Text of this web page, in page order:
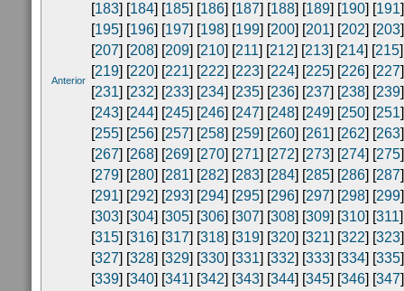
Anterior
[183] [184] [185] [186] [187] [188] [189] [190] [191
[195] [196] [197] [198] [199] [200] [201] [202] [203
[207] [208] [209] [210] [211] [212] [213] [214] [215
[219] [220] [221] [222] [223] [224] [225] [226] [227
[231] [232] [233] [234] [235] [236] [237] [238] [239
[243] [244] [245] [246] [247] [248] [249] [250] [251
[255] [256] [257] [258] [259] [260] [261] [262] [263
[267] [268] [269] [270] [271] [272] [273] [274] [275
[279] [280] [281] [282] [283] [284] [285] [286] [287
[291] [292] [293] [294] [295] [296] [297] [298] [299
[303] [304] [305] [306] [307] [308] [309] [310] [311
[315] [316] [317] [318] [319] [320] [321] [322] [323
[327] [328] [329] [330] [331] [332] [333] [334] [335
[339] [340] [341] [342] [343] [344] [345] [346] [347